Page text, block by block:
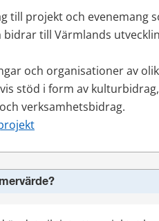
till projekt och evenemang
till Värmlands
och organisationer av
stöd i form av
verksamhetsbidrag.